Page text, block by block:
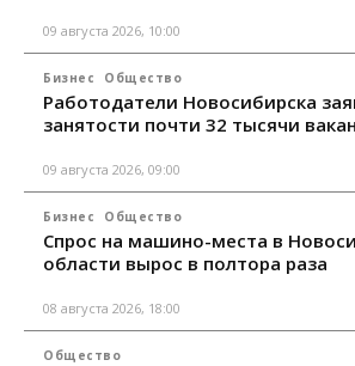
09 августа 2026, 10:00
Бизнес Общество
Работодатели Новосибирска
занятости почти 32 тысячи
09 августа 2026, 09:00
Бизнес Общество
Спрос на машино-места в
области вырос в полтора раза
08 августа 2026, 18:00
Общество